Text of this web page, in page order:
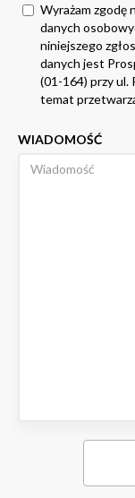
Wyrażam zgodę
danych
niniejszego
danych jest
(01-164) przy ul.
temat
WIADOMOŚĆ